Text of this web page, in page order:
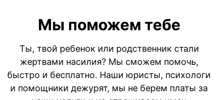
Мы поможем тебе
Ты, твой ребенок или родственник стали
жертвами насилия? Мы сможем помочь,
быстро и бесплатно. Наши юристы, психологи
и помощники дежурят, мы не берем платы за